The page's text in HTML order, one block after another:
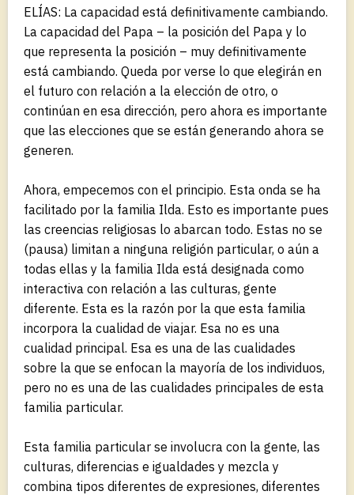
ELÍAS: La capacidad está definitivamente cambiando.
La capacidad del Papa – la posición del Papa y lo
que representa la posición – muy definitivamente
está cambiando. Queda por verse lo que elegirán en
el futuro con relación a la elección de otro, o
continúan en esa dirección, pero ahora es importante
que las elecciones que se están generando ahora se
generen.
Ahora, empecemos con el principio. Esta onda se ha
facilitado por la familia Ilda. Esto es importante pues
las creencias religiosas lo abarcan todo. Estas no se
(pausa) limitan a ninguna religión particular, o aún a
todas ellas y la familia Ilda está designada como
interactiva con relación a las culturas, gente
diferente. Esta es la razón por la que esta familia
incorpora la cualidad de viajar. Esa no es una
cualidad principal. Esa es una de las cualidades
sobre la que se enfocan la mayoría de los individuos,
pero no es una de las cualidades principales de esta
familia particular.
Esta familia particular se involucra con la gente, las
culturas, diferencias e igualdades y mezcla y
combina tipos diferentes de expresiones, diferentes